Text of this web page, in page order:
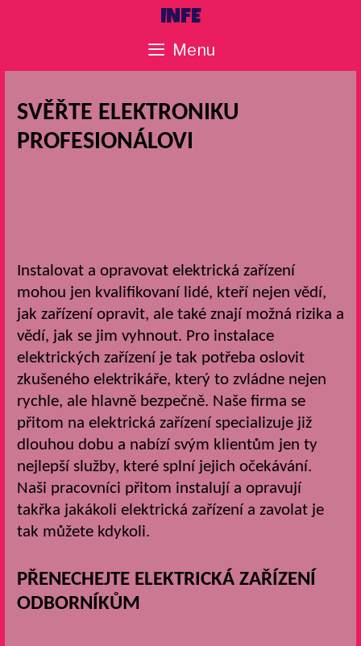
INFE
Menu
SVĚŘTE ELEKTRONIKU
PROFESIONÁLOVI
Instalovat a opravovat elektrická zařízení
mohou jen kvalifikovaní lidé, kteří nejen vědí,
jak zařízení opravit, ale také znají možná rizika a
vědí, jak se jim vyhnout. Pro instalace
elektrických zařízení je tak potřeba oslovit
zkušeného elektrikáře, který to zvládne nejen
rychle, ale hlavně bezpečně. Naše firma se
přitom na elektrická zařízení specializuje již
dlouhou dobu a nabízí svým klientům jen ty
nejlepší služby, které splní jejich očekávání.
Naši pracovníci přitom instalují a opravují
takřka jakákoli elektrická zařízení a zavolat je
tak můžete kdykoli.
PŘENECHEJTE ELEKTRICKÁ ZAŘÍZENÍ
ODBORNÍKŮM